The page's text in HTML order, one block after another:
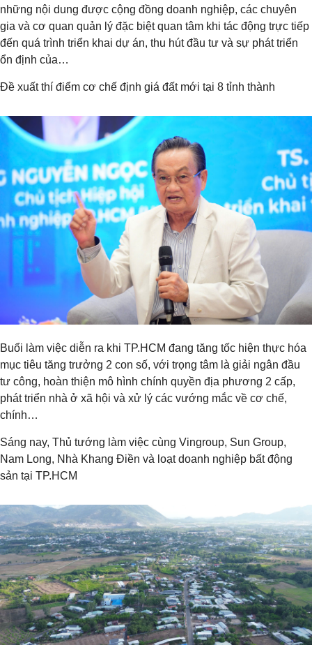
những nội dung được cộng đồng doanh nghiệp, các chuyên
gia và cơ quan quản lý đặc biệt quan tâm khi tác động trực tiếp
đến quá trình triển khai dự án, thu hút đầu tư và sự phát triển
ổn định của…
Đề xuất thí điểm cơ chế định giá đất mới tại 8 tỉnh thành
Buổi làm việc diễn ra khi TP.HCM đang tăng tốc hiện thực hóa
mục tiêu tăng trưởng 2 con số, với trọng tâm là giải ngân đầu
tư công, hoàn thiện mô hình chính quyền địa phương 2 cấp,
phát triển nhà ở xã hội và xử lý các vướng mắc về cơ chế,
chính…
Sáng nay, Thủ tướng làm việc cùng Vingroup, Sun Group,
Nam Long, Nhà Khang Điền và loạt doanh nghiệp bất động
sản tại TP.HCM